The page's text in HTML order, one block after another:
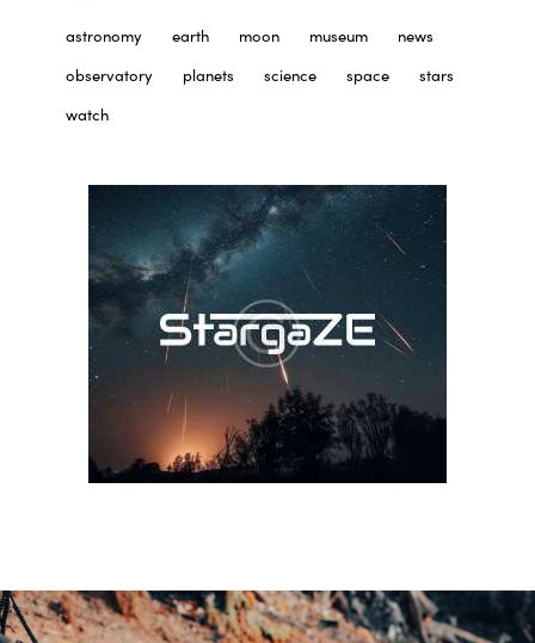
astronomy earth moon museum
news
observatory
planets science space
stars
watch